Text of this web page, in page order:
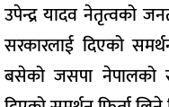
उपेन्द्र यादव नेतृत्वको
सरकारलाई दिएको
बसेको जसपा